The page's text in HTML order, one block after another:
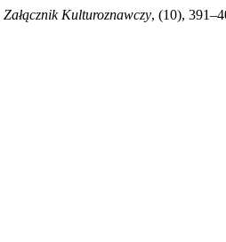
Załącznik Kulturoznawczy, (10),